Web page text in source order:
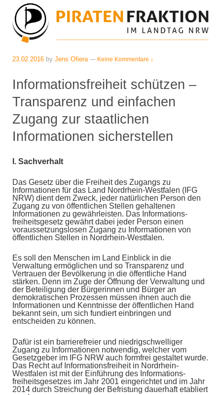
23.02.2016 by Jens Ofiera — Keine Kommentare ↓
Informationsfreiheit schützen –
Transparenz und einfachen
Zugang zur staatlichen
Informationen sicherstellen
I. Sachverhalt
Das Gesetz über die Freiheit des Zugangs zu
Informationen für das Land Nordrhein-Westfalen (IFG
NRW) dient dem Zweck, jeder natürlichen Person den
Zugang zu von öffentlichen Stellen gehaltenen
Informationen zu gewährleisten. Das Informations-
freiheitsgesetz gewährt dabei jeder Person einen
voraussetzungslosen Zugang zu Informationen von
öffentlichen Stellen in Nordrhein-Westfalen.
Es soll den Menschen im Land Einblick in die
Verwaltung ermöglichen und so Transparenz und
Vertrauen der Bevölkerung in die öffentliche Hand
stärken. Denn im Zuge der Öffnung der Verwaltung und
der Beteiligung der Bürgerinnen und Bürger an
demokratischen Prozessen müssen ihnen auch die
Informationen und Kenntnisse der öffentlichen Hand
bekannt sein, um sich fundiert einbringen und
entscheiden zu können.
Dafür ist ein barrierefreier und niedrigschwelliger
Zugang zu Informationen notwendig, welcher vom
Gesetzgeber im IFG NRW auch formfrei gestaltet wurde.
Das Recht auf Informationsfreiheit in Nordrhein-
Westfalen ist mit der Einführung des Informations-
freiheitsgesetzes im Jahr 2001 eingerichtet und im Jahr
2014 durch Streichung der Befristung dauerhaft etabliert